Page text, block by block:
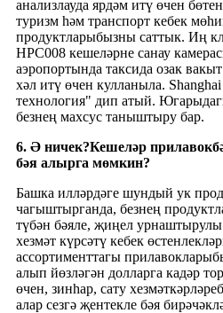
анализлауда ярдәм итү өчен
туризм һәм транспорт кебек
продуктларыбызны саттык. Иң
HPC008 кешеләрне санау
аэропортында таксида озак
хәл итү өчен кулланыла.
технология" дип атый.
безнең махсус таныштыру бар.
6. Ә ничек?Кешеләр прилавок
бәя алырга мөмкин?
Башка илләрдәге шундый ук
чагыштырганда, безнең
түбән бәяле, җиңел
хезмәт күрсәтү кебек
ассортименттагы
алып йөзләгән долларга кадәр
өчен, зинһар, сату
алар сезгә җентекле бәя